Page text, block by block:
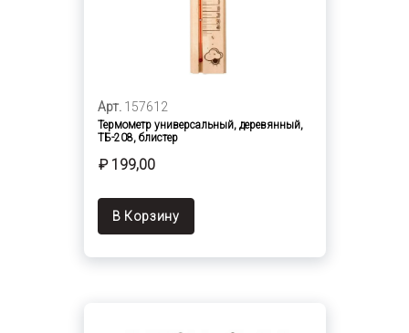
Арт. 157612
Термометр универсальный, деревянный,
ТБ-208, блистер
₽ 199,00
В Корзину